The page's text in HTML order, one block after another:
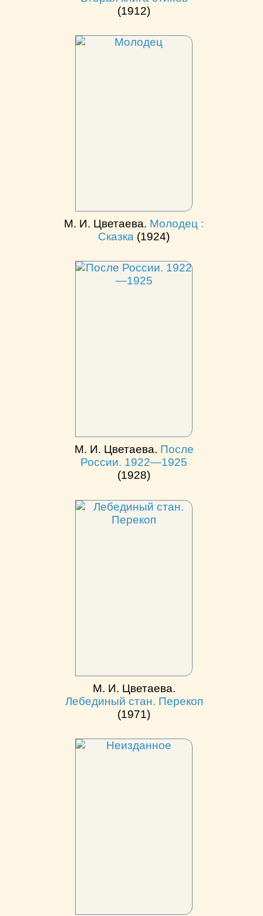
(1912)
М. И. Цветаева. Молодец :
Сказка (1924)
М. И. Цветаева. После
России. 1922—1925
(1928)
М. И. Цветаева.
Лебединый стан. Перекоп
(1971)